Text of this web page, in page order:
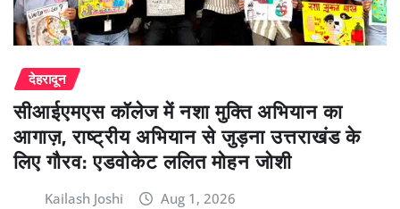
देहरादून
सीआईएमएस कॉलेज में नशा मुक्ति अभियान का
आगाज़, राष्ट्रीय अभियान से जुड़ना उत्तराखंड के
लिए गौरव: एडवोकेट ललित मोहन जोशी
Kailash Joshi Aug 1, 2026